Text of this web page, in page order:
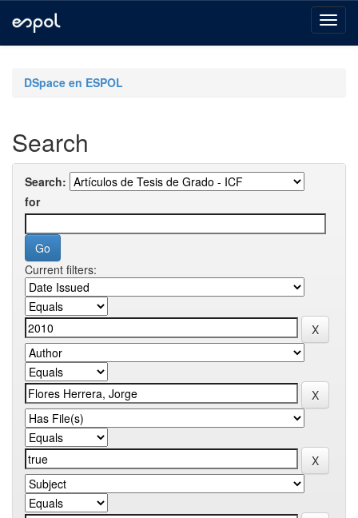
navigationDSpace en ESPOL
Search
Search:
for
Current filters: